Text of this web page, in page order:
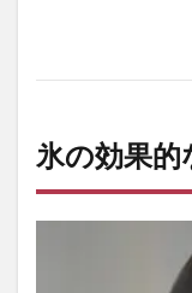
氷の効果